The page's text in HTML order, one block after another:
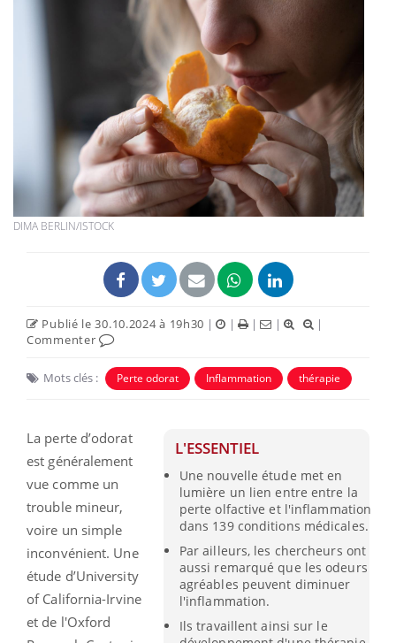
DIMA BERLIN/ISTOCK
Publié le 30.10.2024 à 19h30 | | | |
|
Commenter
Mots clés : Perte odorat Inflammation thérapie
L'ESSENTIEL
Une nouvelle étude met en
lumière un lien entre entre la
perte olfactive et l'inflammation
dans 139 conditions médicales.
Par ailleurs, les chercheurs ont
aussi remarqué que les odeurs
agréables peuvent diminuer
l'inflammation.
Ils travaillent ainsi sur le
La perte d’odorat
est généralement
vue comme un
trouble mineur,
voire un simple
inconvénient. Une
étude d’University
of California-Irvine
et de l'Oxford